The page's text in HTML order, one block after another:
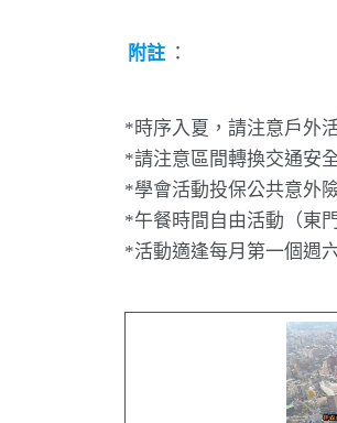
附註 ：
*時序入夏，請注意戶外
*請注意區間轉換交通安
*學會活動投保公共意外
*午餐時間自由活動（東
*活動適逢每月第一個週